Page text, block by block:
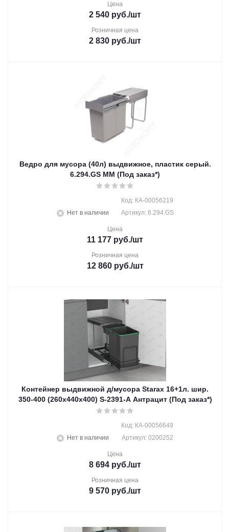
Цена
2 540 руб./шт
Розничная цена
2 830 руб./шт
Ведро для мусора (40л) выдвижное, пластик серый.
6.294.GS ММ (Под заказ*)
Нет в наличии
Код: КА-00056219
Артикул: 6.294.GS
Цена
11 177 руб./шт
Розничная цена
12 860руб./шт
Контейнер выдвижной д/мусора Starax 16+1л. шир.
350-400 (260x440x400) S-2391-A Антрацит (Под заказ*)
Нет в наличии
Код: КА-00056649
Артикул: 0200252
Цена
8 694 руб./шт
Розничная цена
9 570 руб./шт